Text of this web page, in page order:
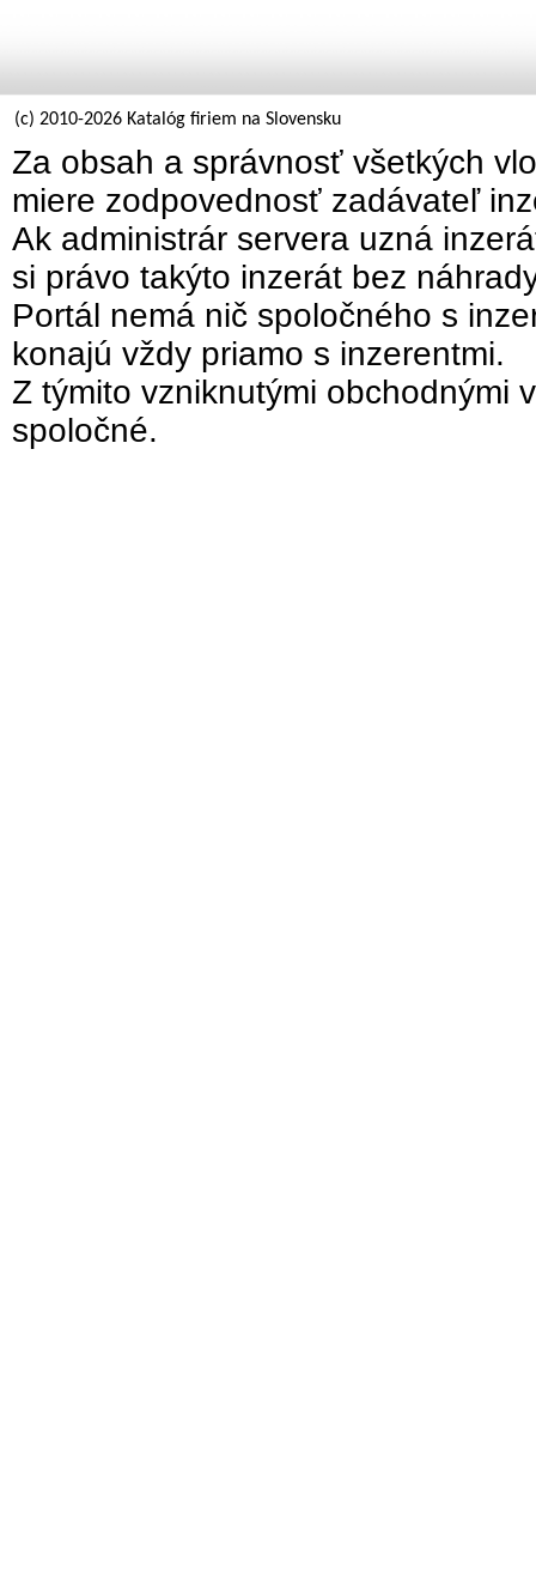
(c) 2010-2026 Katalóg firiem na Slovensku
Za obsah a správnosť všetkých
miere zodpovednosť zadávateľ
Ak administrár servera uzná
si právo takýto inzerát bez
Portál nemá nič spoločného s
konajú vždy priamo s inzerentmi.
Z týmito vzniknutými obchodnými
spoločné.